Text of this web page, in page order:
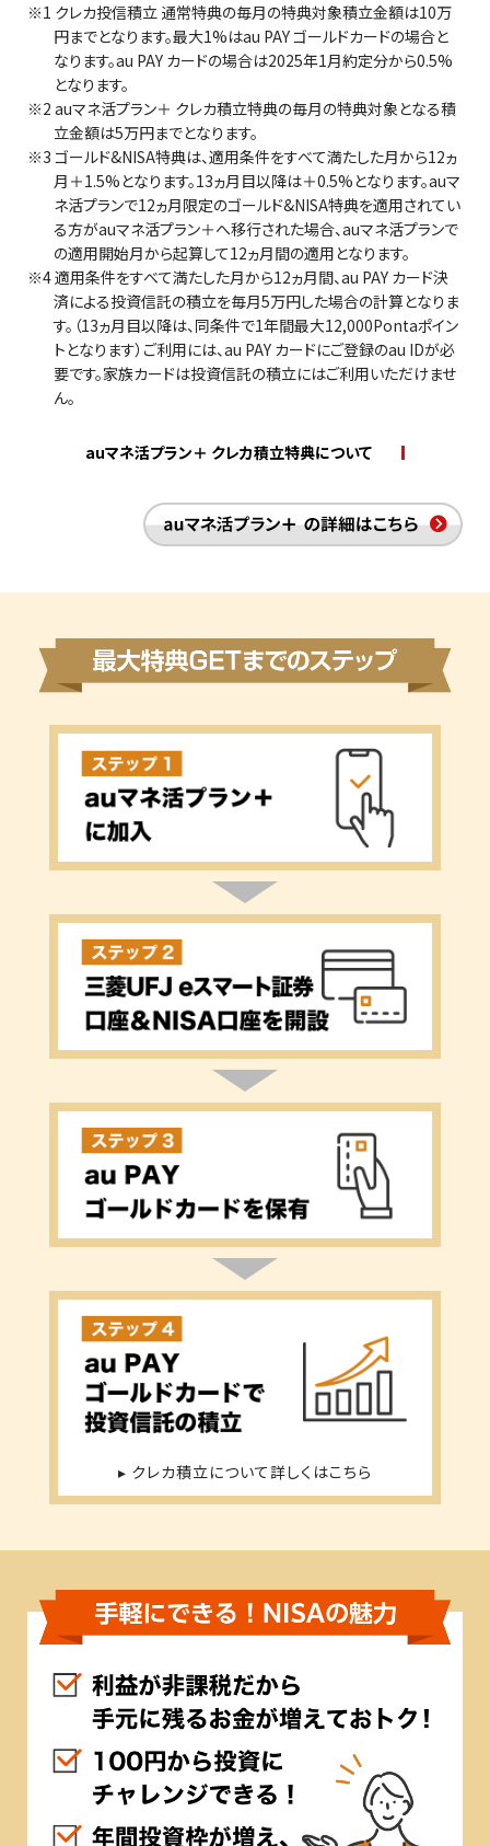
※1 クレカ投信積立 通常特典の毎月の特典対象積立金額は10万
円までとなります。最大1%はau PAY ゴールドカードの場合と
なります。au PAY カードの場合は2025年1月約定分から0.5%
となります。
※2 auマネ活プラン＋ クレカ積立特典の毎月の特典対象となる積
立金額は5万円までとなります。
※3 ゴールド&NISA特典は、適用条件をすべて満たした月から12ヵ
月＋1.5%となります。13ヵ月目以降は＋0.5%となります。auマ
ネ活プランで12ヵ月限定のゴールド&NISA特典を適用されてい
る方がauマネ活プラン＋へ移行された場合、auマネ活プランで
の適用開始月から起算して12ヵ月間の適用となります。
※4 適用条件をすべて満たした月から12ヵ月間、au PAY カード決
済による投資信託の積立を毎月5万円した場合の計算となりま
す。（13ヵ月目以降は、同条件で1年間最大12,000Pontaポイン
トとなります）ご利用には、au PAY カードにご登録のau IDが必
要です。家族カードは投資信託の積立にはご利用いただけませ
ん。
auマネ活プラン＋ クレカ積立特典について
▸ クレカ積立について詳しくはこちら